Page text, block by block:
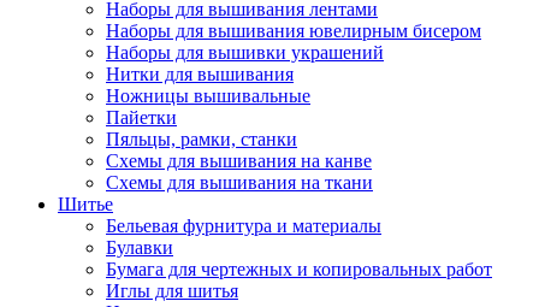
Наборы для вышивания лентами
Наборы для вышивания ювелирным бисером
Наборы для вышивки украшений
Нитки для вышивания
Ножницы вышивальные
Пайетки
Пяльцы, рамки, станки
Схемы для вышивания на канве
Схемы для вышивания на ткани
Шитье
Бельевая фурнитура и материалы
Булавки
Бумага для чертежных и копировальных работ
Иглы для шитья